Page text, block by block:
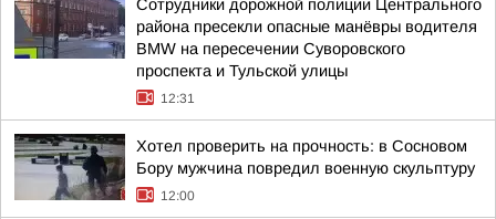
Сотрудники дорожной полиции Центрального
района пресекли опасные манёвры водителя
BMW на пересечении Суворовского
проспекта и Тульской улицы
12:31
Хотел проверить на прочность: в Сосновом
Бору мужчина повредил военную скульптуру
12:00